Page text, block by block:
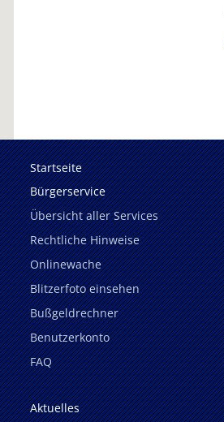
Startseite
Bürgerservice
Übersicht aller Services
Rechtliche Hinweise
Onlinewache
Blitzerfoto einsehen
Bußgeldrechner
Benutzerkonto
FAQ
Aktuelles